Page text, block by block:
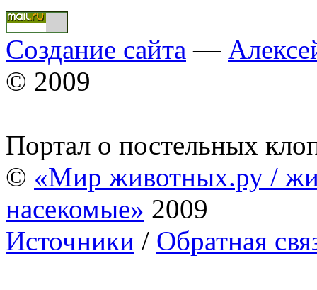
Создание сайта —
© 2009
Портал о постельных
© «Мир животных.ру /
насекомые» 2009
Источники / Обратная